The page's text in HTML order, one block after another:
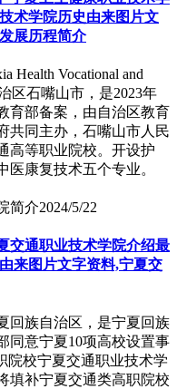
术学院历史由来图片文
展历程简介
Health Vocational and
区石嘴山市，是2023年
育部备案，由自治区教育
共同主办，石嘴山市人民
高等职业院校。开设护
康复技术五个专业。
简介2024/5/22
交通职业技术学院介绍最
来图片文字资料,宁夏交
回族自治区，是宁夏回族
同意宁夏10项高校设置事
院校宁夏交通职业技术学
填补宁夏交通类高职院校